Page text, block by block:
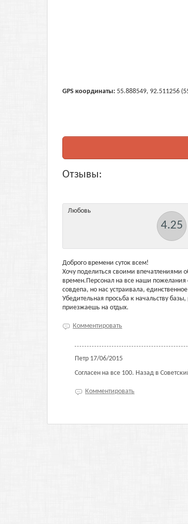
GPS координаты: 55.888549, 92.511256
Отзывы:
Любовь
4.25
Доброго времени суток всем!
Хочу поделиться своими впечатлениями
времен.Персонал на все наши пожелания
совдепа, но нас устраивала,
Убедительная просьба к начальству
приезжаешь на отдых.
Комментировать
Петр 17/06/2015
Согласен на все 100. Назад в
Комментировать